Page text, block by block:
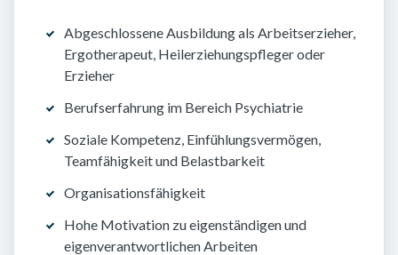
Abgeschlossene Ausbildung als Arbeitserzieher,
Ergotherapeut, Heilerziehungspfleger oder
Erzieher
Berufserfahrung im Bereich Psychiatrie
Soziale Kompetenz, Einfühlungsvermögen,
Teamfähigkeit und Belastbarkeit
Organisationsfähigkeit
Hohe Motivation zu eigenständigen und
eigenverantwortlichen Arbeiten